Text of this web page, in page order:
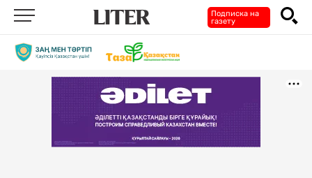
Подписка на
газету